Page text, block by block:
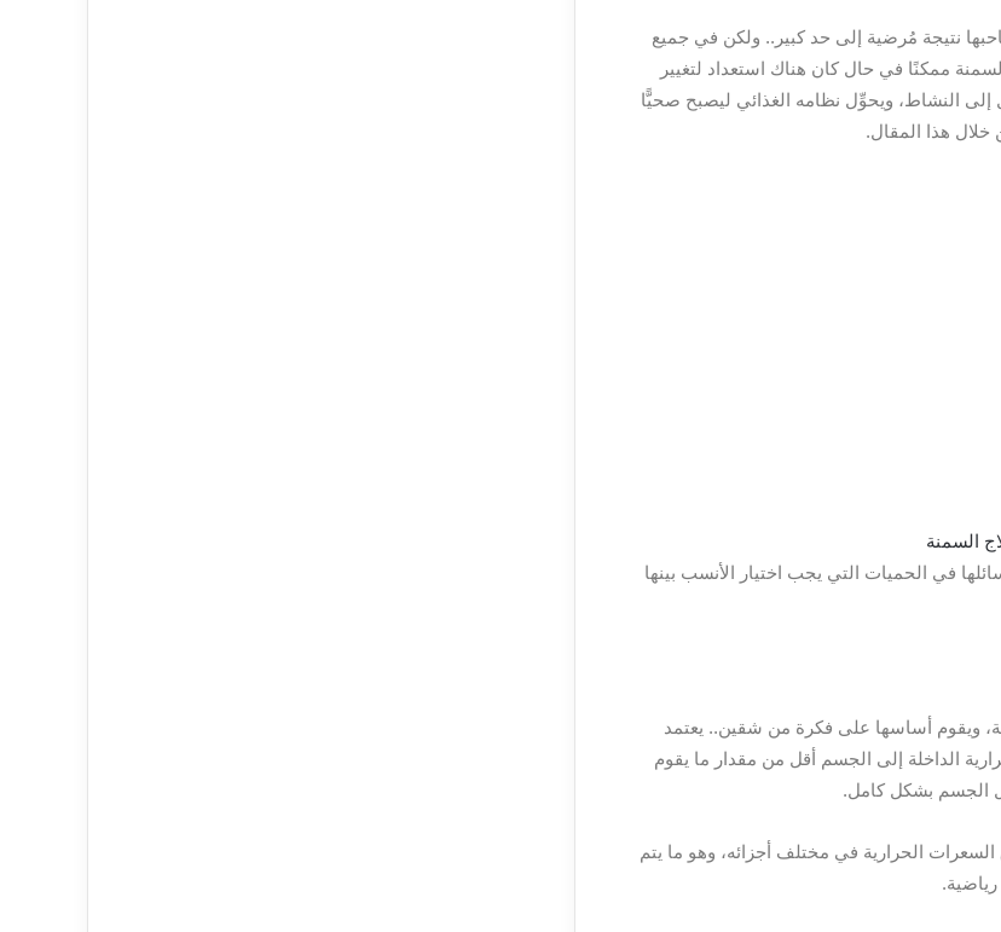
نتيجة مُرضية إلى حد كبير.. ولكن في جميع
ممكنًا في حال كان هناك استعداد لتغيير
النشاط، ويحوِّل نظامه الغذائي ليصبح صحيًّا
هذا المقال.
في الحميات التي يجب اختيار الأنسب بينها
ويقوم أساسها على فكرة من شقين.. يعتمد
الداخلة إلى الجسم أقل من مقدار ما يقوم
الجسم بشكل كامل.
الحرارية في مختلف أجزائه، وهو ما يتم